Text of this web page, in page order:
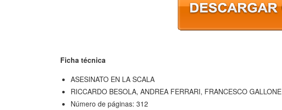
Ficha técnica
ASESINATO EN LA SCALA
RICCARDO BESOLA, ANDREA FERRARI, FRANCESCO GALLONE
Número de páginas: 312